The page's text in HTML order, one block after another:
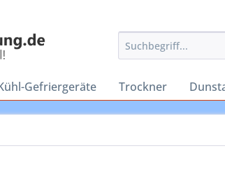
Gefriergeräte Trockner